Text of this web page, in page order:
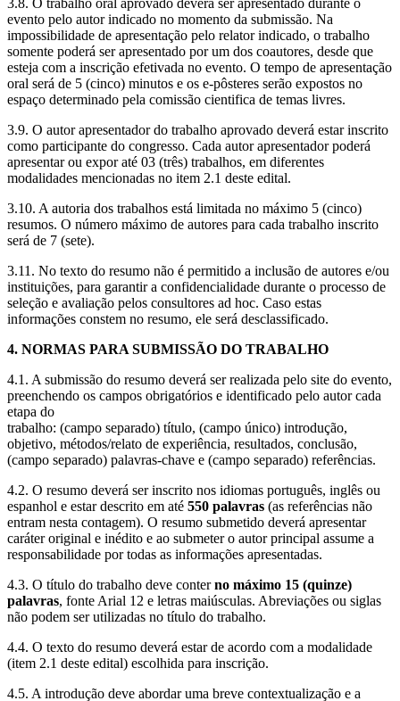
evento pelo autor indicado no momento da submissão. Na
impossibilidade de apresentação pelo relator indicado, o trabalho
somente poderá ser apresentado por um dos coautores, desde que
esteja com a inscrição efetivada no evento. O tempo de apresentação
oral será de 5 (cinco) minutos e os e-pôsteres serão expostos no
espaço determinado pela comissão cientifica de temas livres.
3.9. O autor apresentador do trabalho aprovado deverá estar inscrito
como participante do congresso. Cada autor apresentador poderá
apresentar ou expor até 03 (três) trabalhos, em diferentes
modalidades mencionadas no item 2.1 deste edital.
3.10. A autoria dos trabalhos está limitada no máximo 5 (cinco)
resumos. O número máximo de autores para cada trabalho inscrito
será de 7 (sete).
3.11. No texto do resumo não é permitido a inclusão de autores e/ou
instituições, para garantir a confidencialidade durante o processo de
seleção e avaliação pelos consultores ad hoc. Caso estas
informações constem no resumo, ele será desclassificado.
4. NORMAS PARA SUBMISSÃO DO TRABALHO
4.1. A submissão do resumo deverá ser realizada pelo site do evento,
preenchendo os campos obrigatórios e identificado pelo autor cada
etapa do
trabalho: (campo separado) título, (campo único) introdução,
objetivo, métodos/relato de experiência, resultados, conclusão,
(campo separado) palavras-chave e (campo separado) referências.
4.2. O resumo deverá ser inscrito nos idiomas português, inglês ou
espanhol e estar descrito em até 550 palavras (as referências não
entram nesta contagem). O resumo submetido deverá apresentar
caráter original e inédito e ao submeter o autor principal assume a
responsabilidade por todas as informações apresentadas.
4.3. O título do trabalho deve conterno máximo 15 (quinze)
palavras, fonte Arial 12 e letras maiúsculas. Abreviações ou siglas
não podem ser utilizadas no título do trabalho.
4.4. O texto do resumo deverá estar de acordo com a modalidade
(item 2.1 deste edital) escolhida para inscrição.
4.5. A introdução deve abordar uma breve contextualização e a